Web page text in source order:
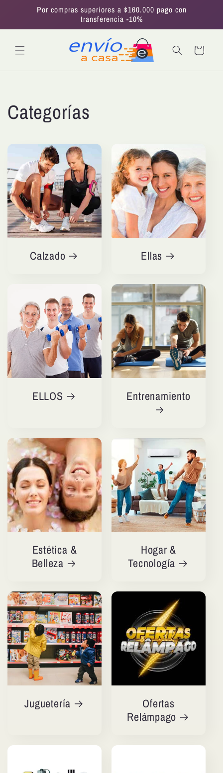
directamentePor compras superiores a $160.000 pago con
transferencia -10%
Carrito
Categorías
Calzado Ellas
ELLOS Entrenamiento
Estética &
Belleza
Hogar &
Tecnología
Juguetería
Ofertas
Relámpago